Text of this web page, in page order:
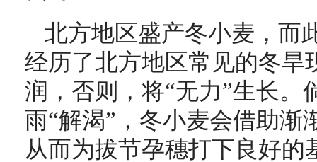
北方地区盛产冬小麦，而
经历了北方地区常见的冬旱
润，否则，将“无力”生长。
雨“解渴”，冬小麦会借助渐
从而为拔节孕穗打下良好